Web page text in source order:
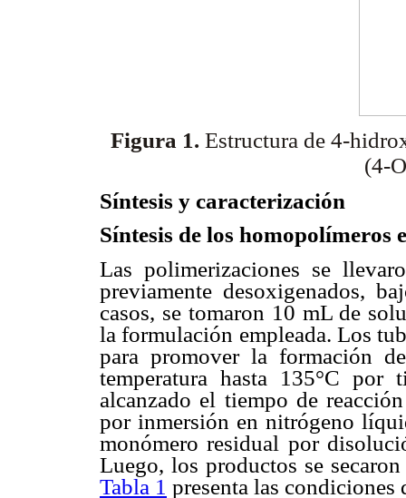
Figura 1. Estructura de 4-
(4-
Síntesis y caracterización
Síntesis de los homopolímeros
Las polimerizaciones se
previamente desoxigenados,
casos, se tomaron 10 mL de
la formulación empleada. Los
para promover la formación
temperatura hasta 135°C por
alcanzado el tiempo de
por inmersión en nitrógeno
monómero residual por
Luego, los productos se
Tabla 1 presenta las condiciones